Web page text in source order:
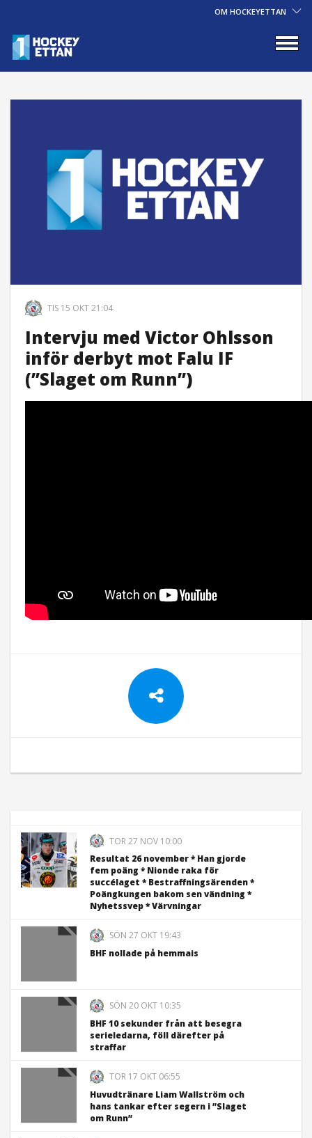
OM HOCKEYETTAN
TIS 15 OKT 21:04
Intervju med Victor Ohlsson
inför derbyt mot Falu IF
(”Slaget om Runn”)
TOR 27 NOV 10:00
Resultat 26 november * Han gjorde
fem poäng * Nionde raka för
succélaget * Bestraffningsärenden *
Poängkungen bakom sen vändning *
Nyhetssvep * Värvningar
SÖN 27 OKT 19:43
BHF nollade på hemmais
SÖN 20 OKT 10:35
BHF 10 sekunder från att besegra
serieledarna, föll därefter på
straffar
TOR 17 OKT 06:55
Huvudtränare Liam Wallström och
hans tankar efter segern i ”Slaget
om Runn”